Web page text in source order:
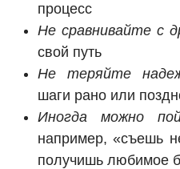
процесс
Не сравнивайте с
свой путь
Не теряйте
шаги рано или
Иногда можно
например, «съешь
получишь любимое